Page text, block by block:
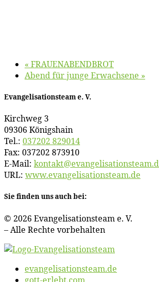
« FRAUENABENDBROT
Abend für jun­ge Erwachsene »
Evan­ge­li­sa­ti­ons­team e. V.
Kirch­weg 3
09306 Königshain
Tel.: 037202 829014
Fax: 037202 873910
E‑Mail:
URL: www​.evan​ge​li​sa​ti​ons​team​.de
Sie fin­den uns auch bei:
© 2026 Evan­ge­li­sa­ti­ons­team e. V.
– Al­le Rech­te vorbehalten
evangelisationsteam.de